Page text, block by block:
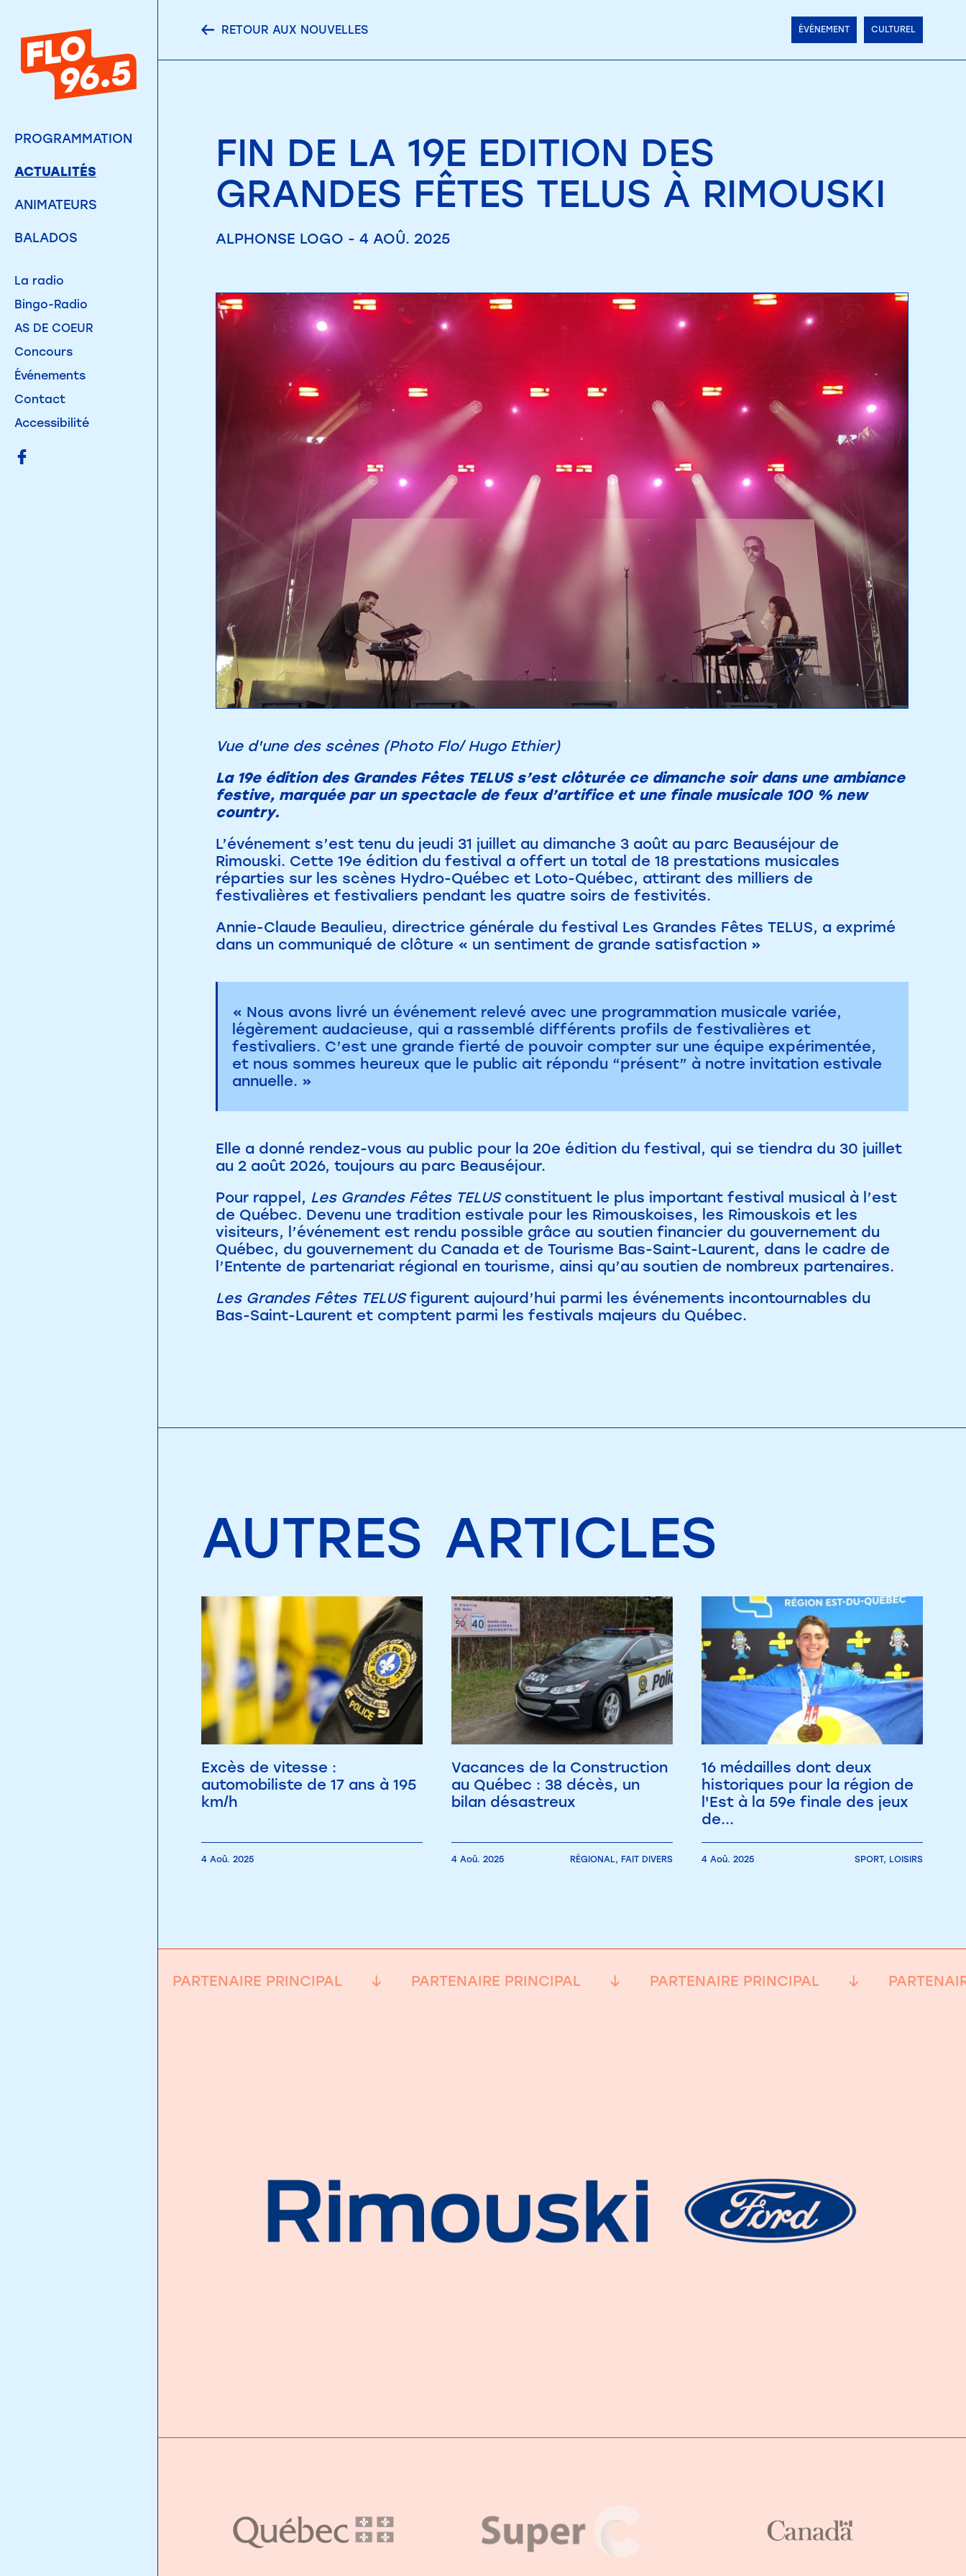
PROGRAMMATION
ACTUALITÉS
ANIMATEURS
BALADOS
La radio
Bingo-Radio
AS DE COEUR
Concours
Événements
Contact
Accessibilité
RETOUR AUX NOUVELLES ÉVÉNEMENT CULTUREL
FIN DE LA 19E EDITION DES
GRANDES FÊTES TELUS À RIMOUSKI
ALPHONSE LOGO - 4 AOÛ. 2025
Vue d'une des scènes (Photo Flo/ Hugo Ethier)
La 19e édition des Grandes Fêtes TELUS s’est clôturée ce dimanche soir dans une ambiance
festive, marquée par un spectacle de feux d’artifice et une finale musicale 100 % new
country.
L’événement s’est tenu du jeudi 31 juillet au dimanche 3 août au parc Beauséjour de
Rimouski. Cette 19e édition du festival a offert un total de 18 prestations musicales
réparties sur les scènes Hydro-Québec et Loto-Québec, attirant des milliers de
festivalières et festivaliers pendant les quatre soirs de festivités.
Annie-Claude Beaulieu, directrice générale du festival Les Grandes Fêtes TELUS, a exprimé
dans un communiqué de clôture « un sentiment de grande satisfaction »
« Nous avons livré un événement relevé avec une programmation musicale variée,
légèrement audacieuse, qui a rassemblé différents profils de festivalières et
festivaliers. C’est une grande fierté de pouvoir compter sur une équipe expérimentée,
et nous sommes heureux que le public ait répondu “présent” à notre invitation estivale
annuelle. »
Elle a donné rendez-vous au public pour la 20e édition du festival, qui se tiendra du 30 juillet
au 2 août 2026, toujours au parc Beauséjour.
Pour rappel, Les Grandes Fêtes TELUSconstituent le plus important festival musical à l’est
de Québec. Devenu une tradition estivale pour les Rimouskoises, les Rimouskois et les
visiteurs, l’événement est rendu possible grâce au soutien financier du gouvernement du
Québec, du gouvernement du Canada et de Tourisme Bas-Saint-Laurent, dans le cadre de
l’Entente de partenariat régional en tourisme, ainsi qu’au soutien de nombreux partenaires.
Les Grandes Fêtes TELUSfigurent aujourd’hui parmi les événements incontournables du
Bas-Saint-Laurent et comptent parmi les festivals majeurs du Québec.
AUTRES ARTICLES
Excès de vitesse :
automobiliste de 17 ans à 195
km/h
4 Aoû. 2025
Vacances de la Construction
au Québec : 38 décès, un
bilan désastreux
4 Aoû. 2025 RÉGIONAL, FAIT DIVERS
16 médailles dont deux
historiques pour la région de
l'Est à la 59e finale des jeux
de...
4 Aoû. 2025 SPORT, LOISIRS
PARTENAIRE PRINCIPAL PARTENAIRE PRINCIPAL PARTENAIRE PRINCIPAL